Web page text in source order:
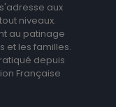
aux
niveaux.
au patinage
et les familles.
depuis
Française